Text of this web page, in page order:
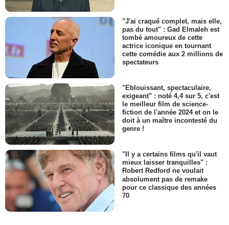
"J'ai craqué complet, mais elle,
pas du tout" : Gad Elmaleh est
tombé amoureux de cette
actrice iconique en tournant
cette comédie aux 2 millions de
spectateurs
"Eblouissant, spectaculaire,
exigeant" : noté 4,4 sur 5, c'est
le meilleur film de science-
fiction de l'année 2024 et on le
doit à un maître incontesté du
genre !
"Il y a certains films qu'il vaut
mieux laisser tranquilles" :
Robert Redford ne voulait
absolument pas de remake
pour ce classique des années
70